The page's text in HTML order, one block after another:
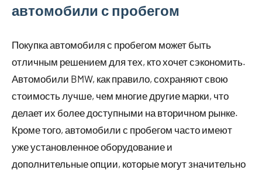
автомобили с пробегом
Покупка автомобиля с пробегом может быть
отличным решением для тех, кто хочет сэкономить.
Автомобили BMW, как правило, сохраняют свою
стоимость лучше, чем многие другие марки, что
делает их более доступными на вторичном рынке.
Кроме того, автомобили с пробегом часто имеют
уже установленное оборудование и
дополнительные опции, которые могут значительно